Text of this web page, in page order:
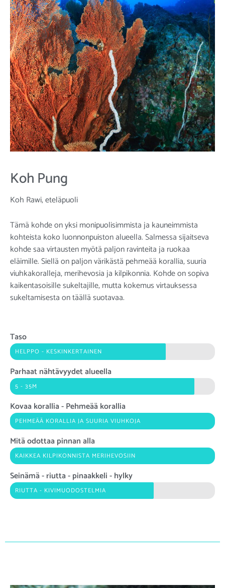
Koh Pung
Koh Rawi, eteläpuoli
Tämä kohde on yksi monipuolisimmista ja kauneimmista
kohteista koko luonnonpuiston alueella. Salmessa sijaitseva
kohde saa virtausten myötä paljon ravinteita ja ruokaa
eläimille. Siellä on paljon värikästä pehmeää korallia, suuria
viuhkakoralleja, merihevosia ja kilpikonnia. Kohde on sopiva
kaikentasoisille sukeltajille, mutta kokemus virtauksessa
sukeltamisesta on täällä suotavaa.
Taso
HELPPO - KESKINKERTAINEN
Parhaat nähtävyydet alueella
5 - 35M
Kovaa korallia - Pehmeää korallia
PEHMEÄÄ KORALLIA JA SUURIA VIUHKOJA
Mitä odottaa pinnan alla
KAIKKEA KILPIKONNISTA MERIHEVOSIIN
Seinämä - riutta - pinaakkeli - hylky
RIUTTA - KIVIMUODOSTELMIA